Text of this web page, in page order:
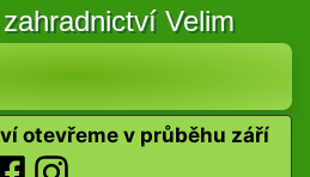
zahradnictví Velim
otevřeme v průběhu září